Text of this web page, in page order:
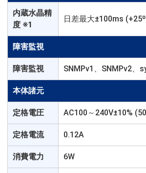
内蔵水晶精
度 ※1
日差最大±100ms
障害監視
障害監視 SNMPv1、SNMPv2、
本体諸元
定格電圧 AC100～240V±10%
定格電流 0.12A
消費電力 6W